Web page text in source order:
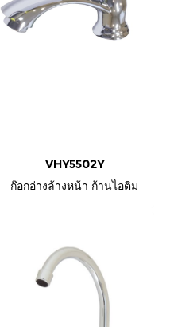
VHY5502Y
ก๊อกอ่างล้างหน้า ก้านไอติม